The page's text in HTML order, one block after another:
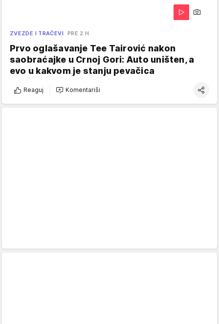
ZVEZDE I TRAČEVI PRE 2 H
Prvo oglašavanje Tee Tairović nakon
saobraćajke u Crnoj Gori: Auto uništen, a
evo u kakvom je stanju pevačica
Reaguj Komentariši